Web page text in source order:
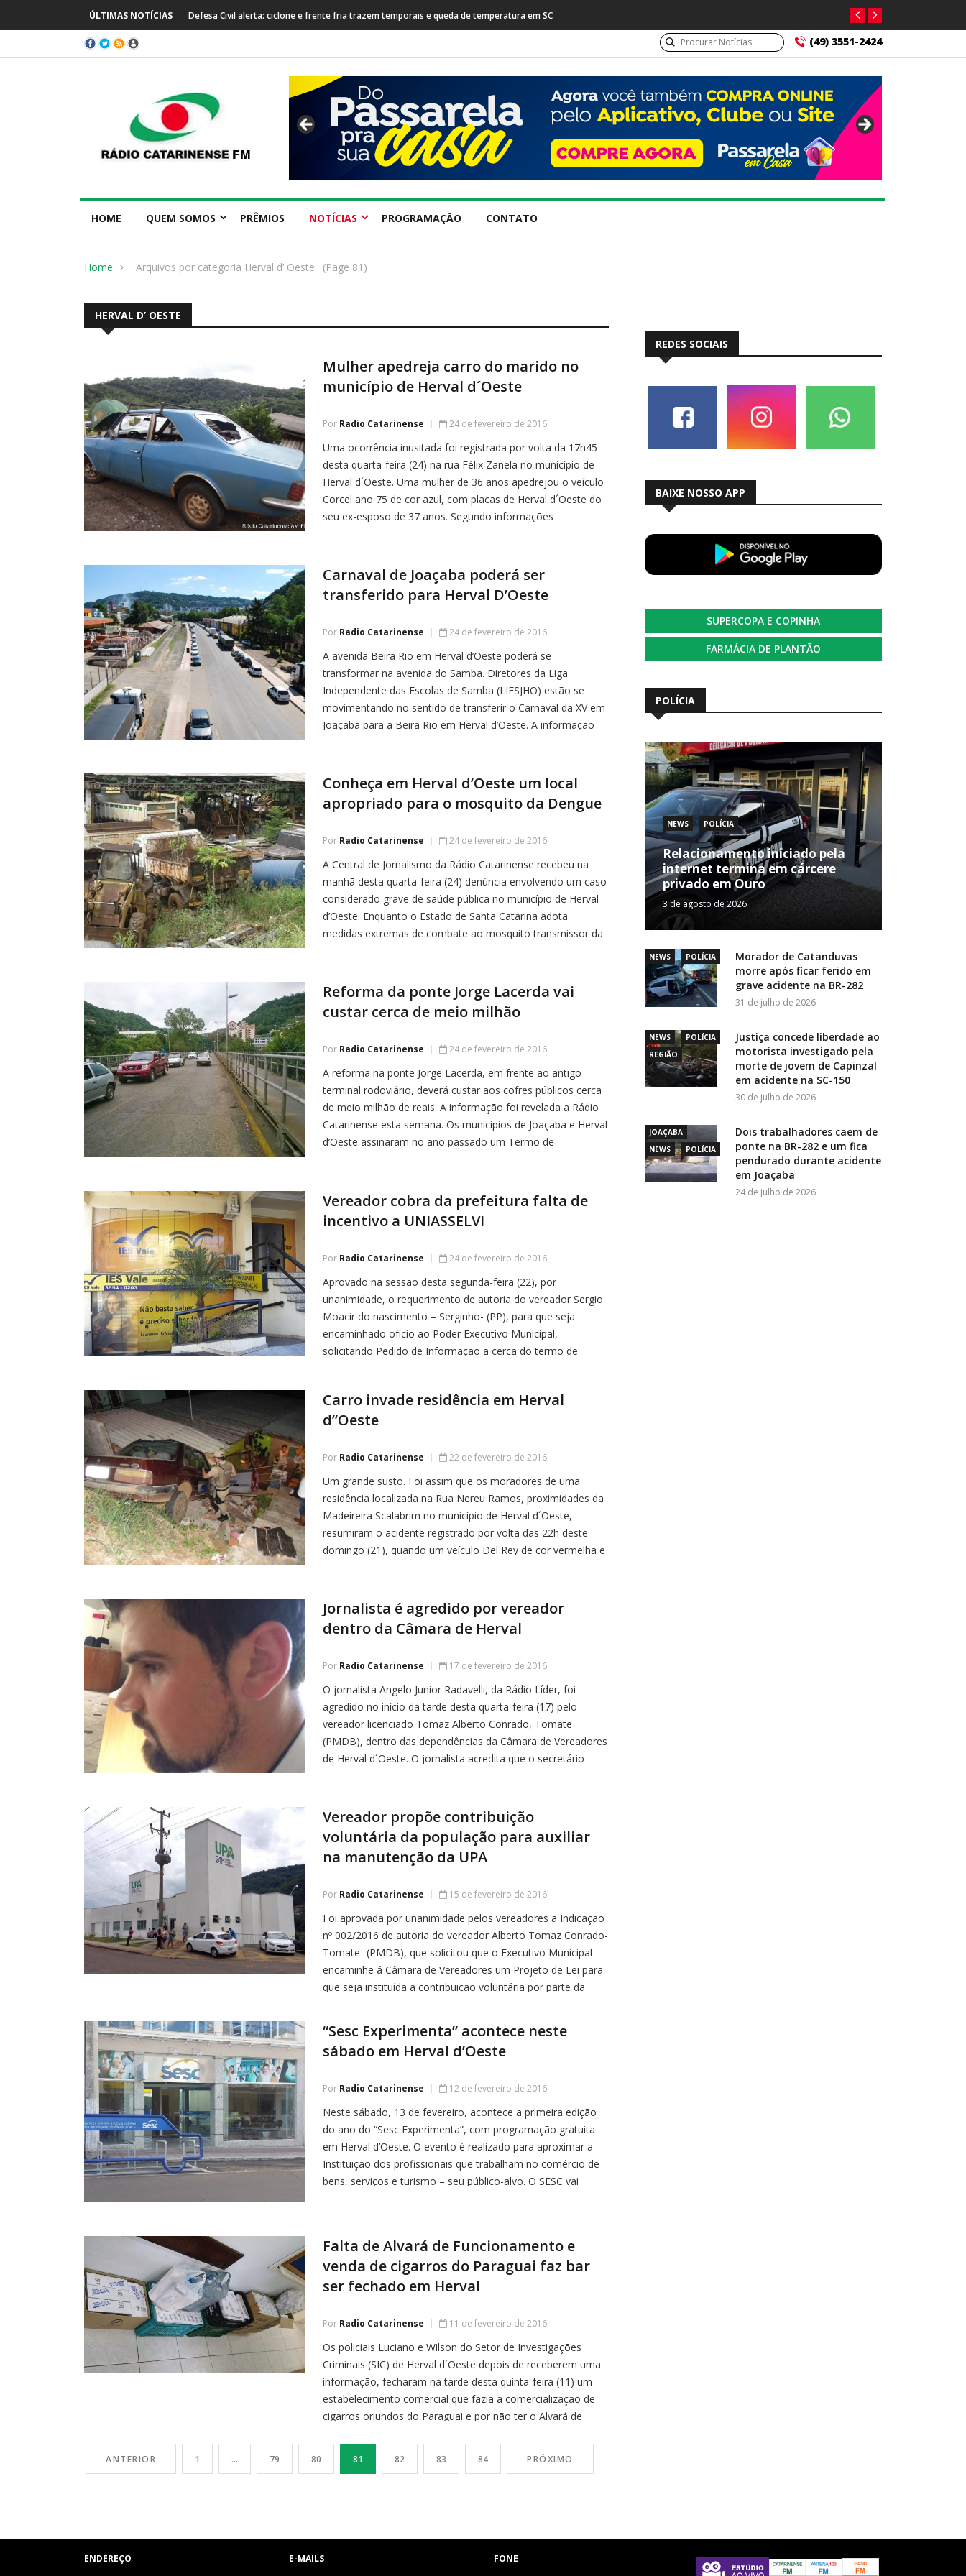
ÚLTIMAS NOTÍCIAS Prefeitura de Capinzal se manifesta após prisão de farmacêutico suspeito de tráfico internacional
(49) 3551-2424
HOME QUEM SOMOS PRÊMIOS NOTÍCIAS PROGRAMAÇÃO CONTATO
Home Arquivos por categoria Herval d’ Oeste (Page 81)
HERVAL D’ OESTE
Mulher apedreja carro do marido no
município de Herval d´Oeste
Por Radio Catarinense 24 de fevereiro de 2016
Uma ocorrência inusitada foi registrada por volta da 17h45
desta quarta-feira (24) na rua Félix Zanela no município de
Herval d´Oeste. Uma mulher de 36 anos apedrejou o veículo
Corcel ano 75 de cor azul, com placas de Herval d´Oeste do
seu ex-esposo de 37 anos. Segundo informações
Carnaval de Joaçaba poderá ser
transferido para Herval D’Oeste
Por Radio Catarinense 24 de fevereiro de 2016
A avenida Beira Rio em Herval d’Oeste poderá se
transformar na avenida do Samba. Diretores da Liga
Independente das Escolas de Samba (LIESJHO) estão se
movimentando no sentido de transferir o Carnaval da XV em
Joaçaba para a Beira Rio em Herval d’Oeste. A informação
Conheça em Herval d’Oeste um local
apropriado para o mosquito da Dengue
Por Radio Catarinense 24 de fevereiro de 2016
A Central de Jornalismo da Rádio Catarinense recebeu na
manhã desta quarta-feira (24) denúncia envolvendo um caso
considerado grave de saúde pública no município de Herval
d’Oeste. Enquanto o Estado de Santa Catarina adota
medidas extremas de combate ao mosquito transmissor da
Reforma da ponte Jorge Lacerda vai
custar cerca de meio milhão
Por Radio Catarinense 24 de fevereiro de 2016
A reforma na ponte Jorge Lacerda, em frente ao antigo
terminal rodoviário, deverá custar aos cofres públicos cerca
de meio milhão de reais. A informação foi revelada a Rádio
Catarinense esta semana. Os municípios de Joaçaba e Herval
d’Oeste assinaram no ano passado um Termo de
Vereador cobra da prefeitura falta de
incentivo a UNIASSELVI
Por Radio Catarinense 24 de fevereiro de 2016
Aprovado na sessão desta segunda-feira (22), por
unanimidade, o requerimento de autoria do vereador Sergio
Moacir do nascimento – Serginho- (PP), para que seja
encaminhado ofício ao Poder Executivo Municipal,
solicitando Pedido de Informação a cerca do termo de
Carro invade residência em Herval
d”Oeste
Por Radio Catarinense 22 de fevereiro de 2016
Um grande susto. Foi assim que os moradores de uma
residência localizada na Rua Nereu Ramos, proximidades da
Madeireira Scalabrim no município de Herval d´Oeste,
resumiram o acidente registrado por volta das 22h deste
domingo (21), quando um veículo Del Rey de cor vermelha e
Jornalista é agredido por vereador
dentro da Câmara de Herval
Por Radio Catarinense 17 de fevereiro de 2016
O jornalista Angelo Junior Radavelli, da Rádio Líder, foi
agredido no início da tarde desta quarta-feira (17) pelo
vereador licenciado Tomaz Alberto Conrado, Tomate
(PMDB), dentro das dependências da Câmara de Vereadores
de Herval d´Oeste. O jornalista acredita que o secretário
Vereador propõe contribuição
voluntária da população para auxiliar
na manutenção da UPA
Por Radio Catarinense 15 de fevereiro de 2016
Foi aprovada por unanimidade pelos vereadores a Indicação
nº 002/2016 de autoria do vereador Alberto Tomaz Conrado-
Tomate- (PMDB), que solicitou que o Executivo Municipal
encaminhe á Câmara de Vereadores um Projeto de Lei para
que seja instituída a contribuição voluntária por parte da
“Sesc Experimenta” acontece neste
sábado em Herval d’Oeste
Por Radio Catarinense 12 de fevereiro de 2016
Neste sábado, 13 de fevereiro, acontece a primeira edição
do ano do “Sesc Experimenta”, com programação gratuita
em Herval d’Oeste. O evento é realizado para aproximar a
Instituição dos profissionais que trabalham no comércio de
bens, serviços e turismo – seu público-alvo. O SESC vai
Falta de Alvará de Funcionamento e
venda de cigarros do Paraguai faz bar
ser fechado em Herval
Por Radio Catarinense 11 de fevereiro de 2016
Os policiais Luciano e Wilson do Setor de Investigações
Criminais (SIC) de Herval d´Oeste depois de receberem uma
informação, fecharam na tarde desta quinta-feira (11) um
estabelecimento comercial que fazia a comercialização de
cigarros oriundos do Paraguai e por não ter o Alvará de
ANTERIOR 1 … 79 80 81 82 83 84 PRÓXIMO
REDES SOCIAIS
BAIXE NOSSO APP
SUPERCOPA E COPINHA
FARMÁCIA DE PLANTÃO
POLÍCIA
NEWS POLÍCIA
Relacionamento iniciado pela
internet termina em cárcere
privado em Ouro
3 de agosto de 2026
NEWS POLÍCIA
Morador de Catanduvas
morre após ficar ferido em
grave acidente na BR-282
31 de julho de 2026
NEWS
POLÍCIA
REGIÃO
Justiça concede liberdade ao
motorista investigado pela
morte de jovem de Capinzal
em acidente na SC-150
30 de julho de 2026
JOAÇABA
NEWS
POLÍCIA
Dois trabalhadores caem de
ponte na BR-282 e um fica
pendurado durante acidente
em Joaçaba
24 de julho de 2026
ENDEREÇO E-MAILS FONE